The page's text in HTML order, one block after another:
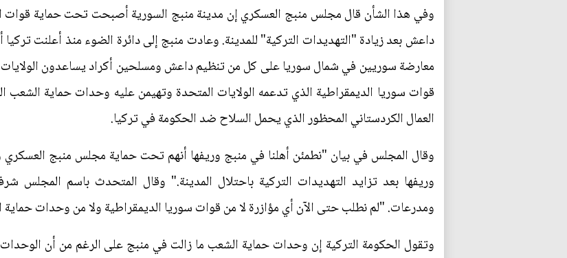
وفي هذا الشأن قال مجلس منبج العسكري إن مدينة منبج السورية أصبحت تحت حماية قوات
داعش بعد زيادة "التهديدات التركية" للمدينة. وعادت منبج إلى دائرة الضوء منذ أعلنت تركيا
معارضة سوريين في شمال سوريا على كل من تنظيم داعش ومسلحين أكراد يساعدون
قوات سوريا الديمقراطية الذي تدعمه الولايات المتحدة وتهيمن عليه وحدات حماية الشعب
العمال الكردستاني المحظور الذي يحمل السلاح ضد الحكومة في تركيا.
وقال المجلس في بيان "نطمئن أهلنا في منبج وريفها أنهم تحت حماية مجلس منبج
وريفها بعد تزايد التهديدات التركية باحتلال المدينة." وقال المتحدث باسم
ومدرعات. "لم نطلب حتى الآن أي مؤازرة لا من قوات سوريا الديمقراطية ولا من وحدات
وتقول الحكومة التركية إن وحدات حماية الشعب ما زالت في منبج على الرغم من أن الوحدات